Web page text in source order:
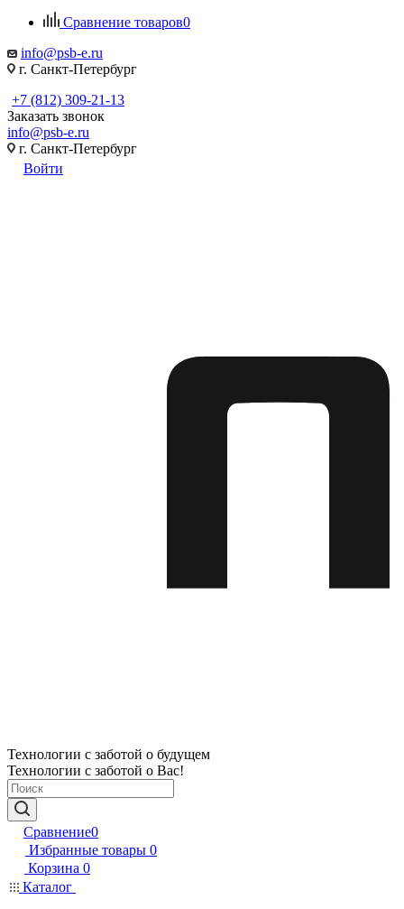
Сравнение товаров0
info@psb-e.ru
г. Санкт-Петербург
+7 (812) 309-21-13
Заказать звонок
info@psb-e.ru
г. Санкт-Петербург
Войти
Технологии с заботой о будущем
Технологии с заботой о Вас!
Сравнение0
Избранные товары 0
Корзина 0
Каталог